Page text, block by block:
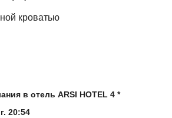
кроватью
в отель ARSI HOTEL 4 *
20:54